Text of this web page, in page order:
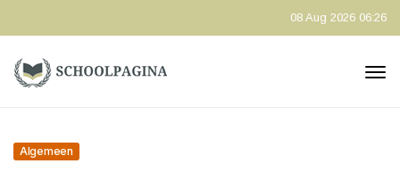
08 Aug 2026 06:26
Algemeen